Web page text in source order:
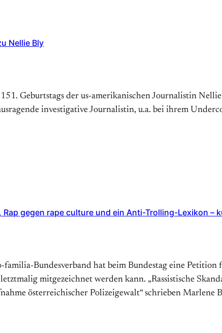
Nellie Bly
Geburtstags der us-amerikanischen Journalistin
investigative Journalistin, u.a. bei ihrem
gegen rape culture und ein Anti-Trolling-Lexikon –
familia-Bundesverband hat beim Bundestag eine
mitgezeichnet werden kann. „Rassistische
österreichischer Polizeigewalt“ schrieben Marlene